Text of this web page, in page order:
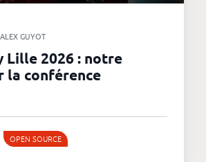
GUYOT
Lille 2026 : notre
la conférence
OPEN SOURCE